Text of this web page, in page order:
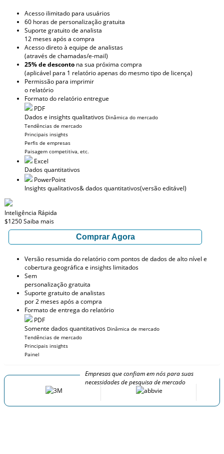
Acesso ilimitado para usuários
60 horas de personalização gratuita
Suporte gratuito de analista
12 meses após a compra
Acesso direto à equipe de analistas
(através de chamadas/e-mail)
25% de desconto na sua próxima compra
(aplicável para 1 relatório apenas do mesmo tipo de licença)
Permissão para imprimir
o relatório
Formato do relatório entregue
PDF
Dados e insights qualitativos Dinâmica do mercado
Tendências de mercado
Principais insights
Perfis de empresas
Paisagem competitiva, etc.
Excel
Dados quantitativos
PowerPoint
Insights qualitativos& dados quantitativos(versão editável)
Inteligência Rápida
$1250Saiba mais
Comprar Agora
Versão resumida do relatório com pontos de dados de alto nível e
cobertura geográfica e insights limitados
Sem
personalização gratuita
Suporte gratuito de analistas
por 2 meses após a compra
Formato de entrega do relatório
PDF
Somente dados quantitativos Dinâmica de mercado
Tendências de mercado
Principais insights
Painel
Empresas que confiam em nós para suas
necessidades de pesquisa de mercado